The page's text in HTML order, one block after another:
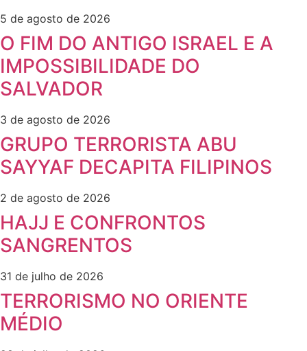
5 de agosto de 2026
O FIM DO ANTIGO ISRAEL E A
IMPOSSIBILIDADE DO
SALVADOR
3 de agosto de 2026
GRUPO TERRORISTA ABU
SAYYAF DECAPITA FILIPINOS
2 de agosto de 2026
HAJJ E CONFRONTOS
SANGRENTOS
31 de julho de 2026
TERRORISMO NO ORIENTE
MÉDIO